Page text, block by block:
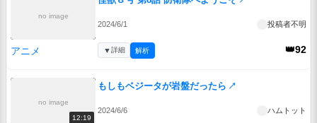
no image
2024/6/1 投稿者不明
アニメ 👑92
▼詳細 解析
no image
12:19
もしもベジータが岩盤だったら ↗
2024/6/6 ハムトット